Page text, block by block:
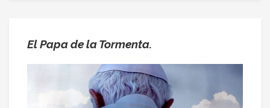
El Papa de la Tormenta.